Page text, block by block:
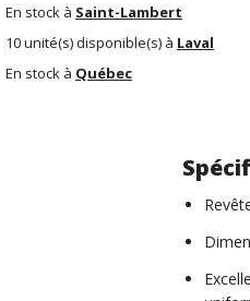
En stock à Saint-Lambert
10 unité(s) disponible(s) à Laval
En stock à Québec